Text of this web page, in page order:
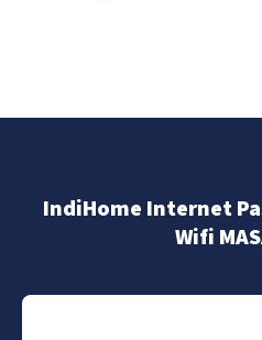
IndiHome Internet
Wifi